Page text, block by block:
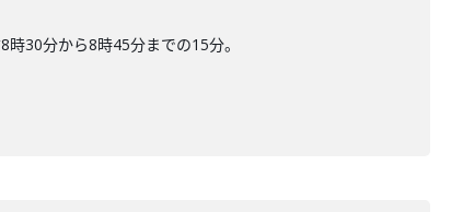
30分から8時45分までの15分。